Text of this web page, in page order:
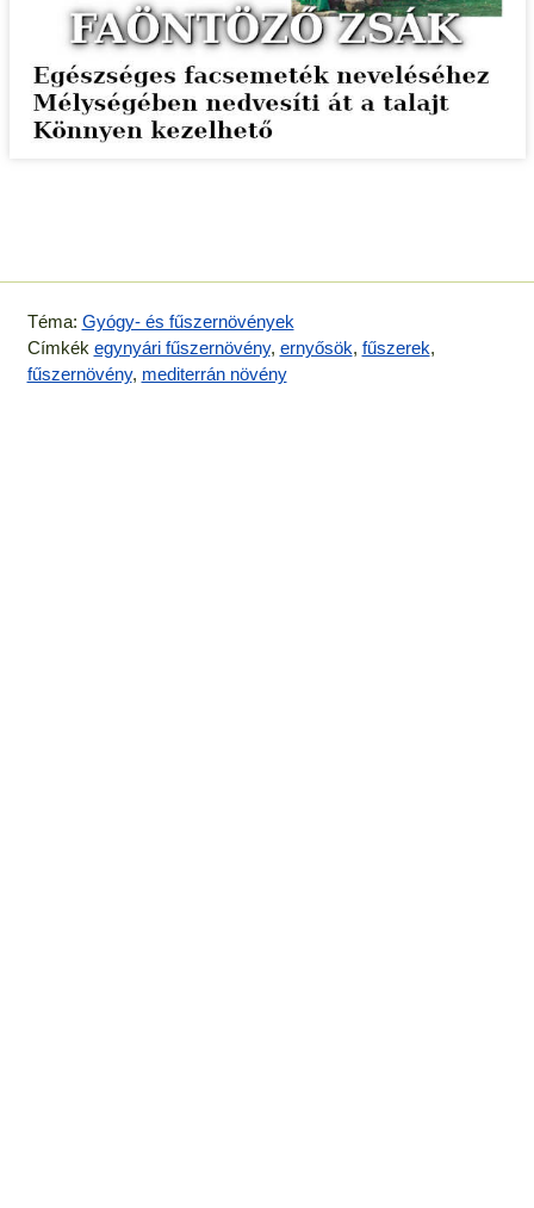
Téma: Gyógy- és fűszernövények
Címkék egynyári fűszernövény, ernyősök, fűszerek,
fűszernövény, mediterrán növény